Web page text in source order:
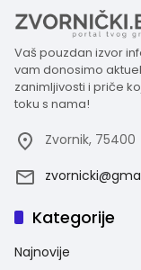
Vaš pouzdan izvor
vam donosimo
zanimljivosti i priče
toku s nama!
Zvornik, 75400
Kategorije
Najnovije